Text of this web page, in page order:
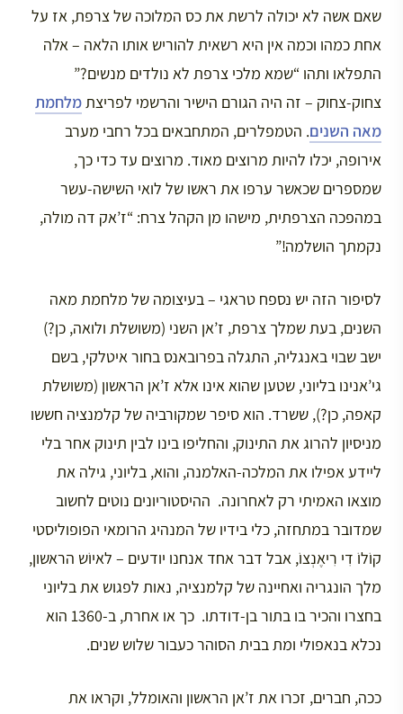
שאם אשה לא יכולה לרשת את כס המלוכה של צרפת, אז על
אחת כמהו וכמה אין היא רשאית להוריש אותו הלאה – אלה
התפלאו ותהו “שמא מלכי צרפת לא נולדים מנשים?”
צחוק-צחוק – זה היה הגורם הישיר והרשמי לפריצתמלחמת
מאה השנים. הטמפלרים, המתחבאים בכל רחבי מערב
אירופה, יכלו להיות מרוצים מאוד. מרוצים עד כדי כך,
שמספרים שכאשר ערפו את ראשו של לואי השישה-עשר
במהפכה הצרפתית, מישהו מן הקהל צרח: “ז’אק דה מולה,
נקמתך הושלמה!”
לסיפור הזה יש נספח טראגי – בעיצומה של מלחמת מאה
השנים, בעת שמלך צרפת, ז’אן השני (משושלת ולואה, כן?)
ישב שבוי באנגליה, התגלה בפרובאנס בחור איטלקי, בשם
גי’אנינו בליוני, שטען שהוא אינו אלא ז’אן הראשון (משושלת
קאפה, כן?), ששרד. הוא סיפר שמקורביה של קלמנציה חששו
מניסיון להרוג את התינוק, והחליפו בינו לבין תינוק אחר בלי
ליידע אפילו את המלכה-האלמנה, והוא, בליוני, גילה את
מוצאו האמיתי רק לאחרונה. ההיסטוריונים נוטים לחשוב
שמדובר במתחזה, כלי בידיו של המנהיג הרומאי הפופוליסטי
קוֹלוֹ דִי רִיאֶנְצוֹ, אבל דבר אחד אנחנו יודעים – לאיוֹש הראשון,
מלך הונגריה ואחיינה של קלמנציה, נאות לפגוש את בליוני
בחצרו והכיר בו בתור בן-דודתו. כך או אחרת, ב-1360 הוא
נכלא בנאפולי ומת בבית הסוהר כעבור שלוש שנים.
ככה, חברים, זכרו את ז’אן הראשון והאומלל, וקראו את